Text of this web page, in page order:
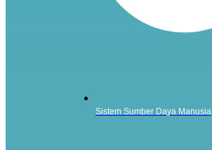
Sistem Sumber Daya Manusia